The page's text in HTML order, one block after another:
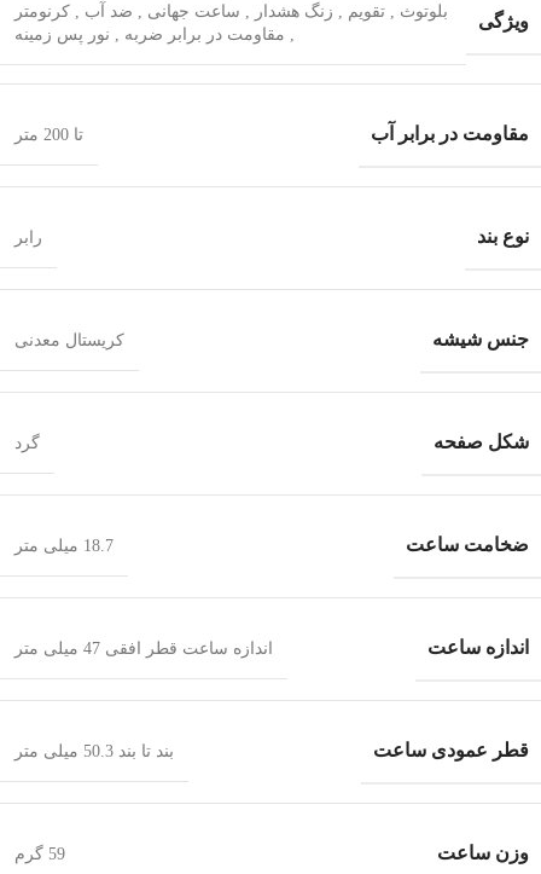
ویژگی بلوتوث تقویم زنگ هشدار ساعت جهانی ضد آب
کرنومتر
مقاومت در برابر ضربه نور پس زمینه
مقاومت در برابر آب تا 200 متر
نوع بند رابر
جنس شیشه کریستال معدنی
شکل صفحه گرد
ضخامت ساعت 18.7 میلی متر
اندازه ساعت اندازه ساعت قطر افقی 47 میلی متر
قطر عمودی ساعت بند تا بند 50.3 میلی متر
وزن ساعت 59 گرم